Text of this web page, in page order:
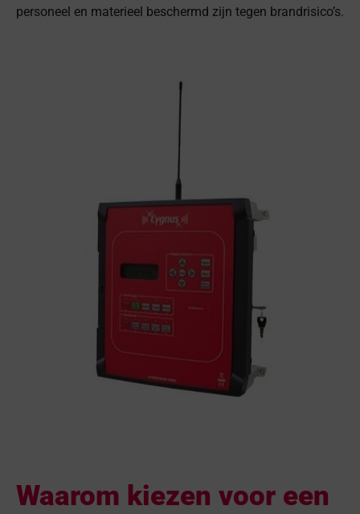
personeel en materieel beschermd zijn tegen brandrisico’s.
Waarom kiezen voor een